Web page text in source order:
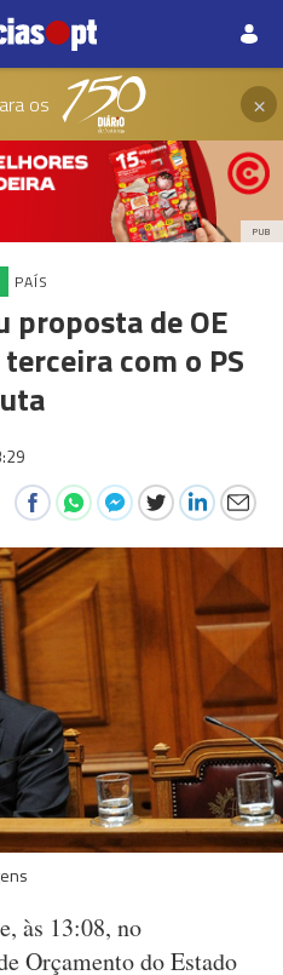
os ×
PUB
PAÍS
proposta de OE
com o PS
às 13:08, no
Orçamento do Estado